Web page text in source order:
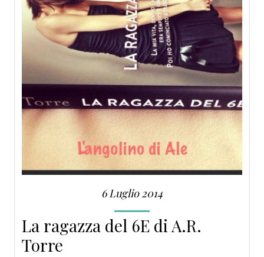
6 Luglio 2014
La ragazza del 6E di A.R.
Torre